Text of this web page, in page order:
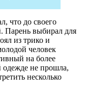
что до своего
Парень выбирал для
из трико и
человек
на более
одежде не прошла,
несколько